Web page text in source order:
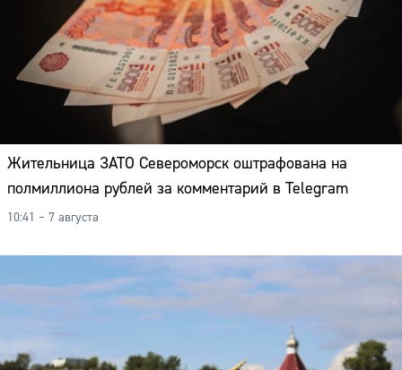
Жительница ЗАТО Североморск оштрафована на
полмиллиона рублей за комментарий в Telegram
10:41 – 7 августа
Адрес:
Телефон: